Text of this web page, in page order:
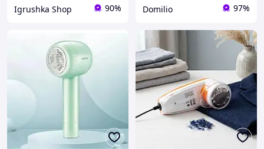
Igrushka Shop 90% Domilio 97%